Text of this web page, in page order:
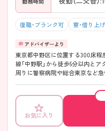
復職・ブランク可 寮・借り上
東京都中野区に位置する300床程
線「中野駅」から徒歩5分以内と
周りに警察病院や総合東京など
り、残業時間も月10時間程度と
が多く活躍しており、定着率も高
制度や研修制度が充実している
安心してお仕事をはじめられる
たい方、改めて学んでいきたい
お気に入り